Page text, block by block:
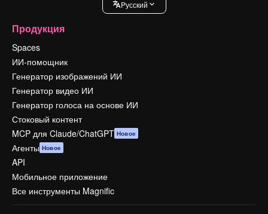
Pусский
Продукция
Spaces
ИИ-помощник
Генератор изображений ИИ
Генератор видео ИИ
Генератор голоса на основе ИИ
Стоковый контент
MCP для Claude/ChatGPT Новое
Агенты Новое
API
Мобильное приложение
Все инструменты Magnific